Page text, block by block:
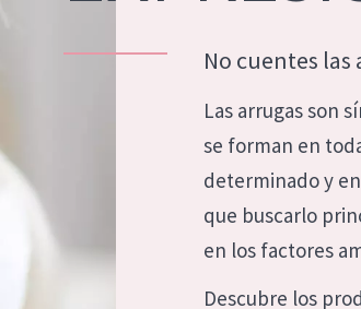
Piel madura
No cuentes las
Las arrugas son
se forman en
determinado y
que buscarlo
en los factores
Descubre los